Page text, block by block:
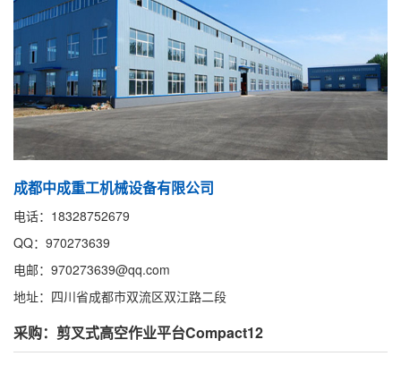
成都中成重工机械设备有限公司
电话：18328752679
QQ：970273639
电邮：970273639@qq.com
地址：四川省成都市双流区双江路二段
采购：剪叉式高空作业平台Compact12